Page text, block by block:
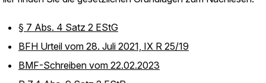
§ 7 Abs. 4 Satz 2 EStG
BFH Urteil vom 28. Juli 2021, IX R 25/19
BMF-Schreiben vom 22.02.2023